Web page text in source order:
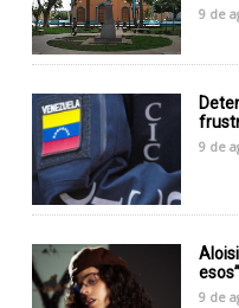
9 de
9 de
esos”
9 de